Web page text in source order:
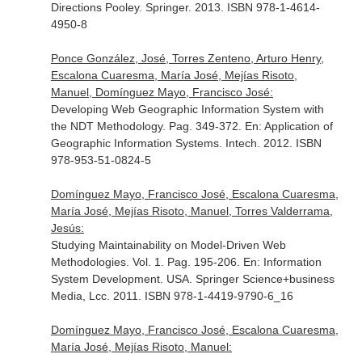
Directions Pooley. Springer. 2013. ISBN 978-1-4614-
4950-8
Ponce González, José, Torres Zenteno, Arturo Henry,
Escalona Cuaresma, María José, Mejías Risoto,
Manuel, Domínguez Mayo, Francisco José:
Developing Web Geographic Information System with
the NDT Methodology. Pag. 349-372. En: Application of
Geographic Information Systems. Intech. 2012. ISBN
978-953-51-0824-5
Domínguez Mayo, Francisco José, Escalona Cuaresma,
María José, Mejías Risoto, Manuel, Torres Valderrama,
Jesús:
Studying Maintainability on Model-Driven Web
Methodologies. Vol. 1. Pag. 195-206. En: Information
System Development. USA. Springer Science+business
Media, Lcc. 2011. ISBN 978-1-4419-9790-6_16
Domínguez Mayo, Francisco José, Escalona Cuaresma,
María José, Mejías Risoto, Manuel: